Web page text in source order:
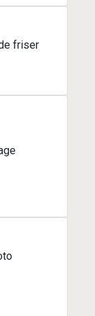
friser